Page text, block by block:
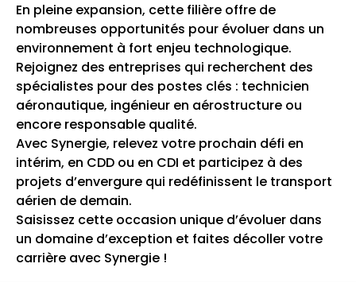
En pleine expansion, cette filière offre de
nombreuses opportunités pour évoluer dans un
environnement à fort enjeu technologique.
Rejoignez des entreprises qui recherchent des
spécialistes pour des postes clés : technicien
aéronautique, ingénieur en aérostructure ou
encore responsable qualité.
Avec Synergie, relevez votre prochain défi en
intérim, en CDD ou en CDI et participez à des
projets d’envergure qui redéfinissent le transport
aérien de demain.
Saisissez cette occasion unique d’évoluer dans
un domaine d’exception et faites décoller votre
carrière avec Synergie !